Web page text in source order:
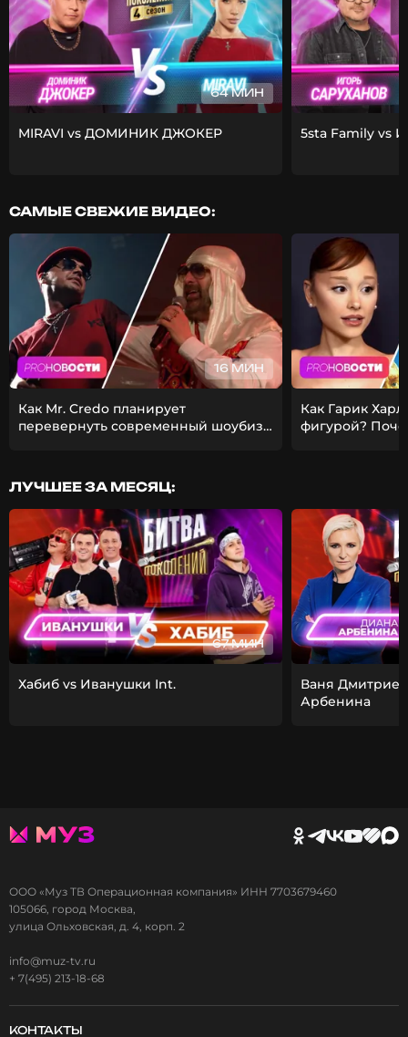
64 МИН
MIRAVI vs ДОМИНИК ДЖОКЕР 5sta Family vs
САМЫЕ СВЕЖИЕ ВИДЕО:
16 МИН
Как Mr. Credo планирует
перевернуть современный шоубиз?
Как Гарик
фигурой?
ЛУЧШЕЕ ЗА МЕСЯЦ:
67 МИН
Хабиб vs Иванушки Int.
Ваня
Арбенина
ООО «Муз ТВ Операционная компания» ИНН 7703679460
105066, город Москва,
улица Ольховская, д. 4, корп. 2
info@muz-tv.ru
+ 7(495) 213-18-68
КОНТАКТЫ